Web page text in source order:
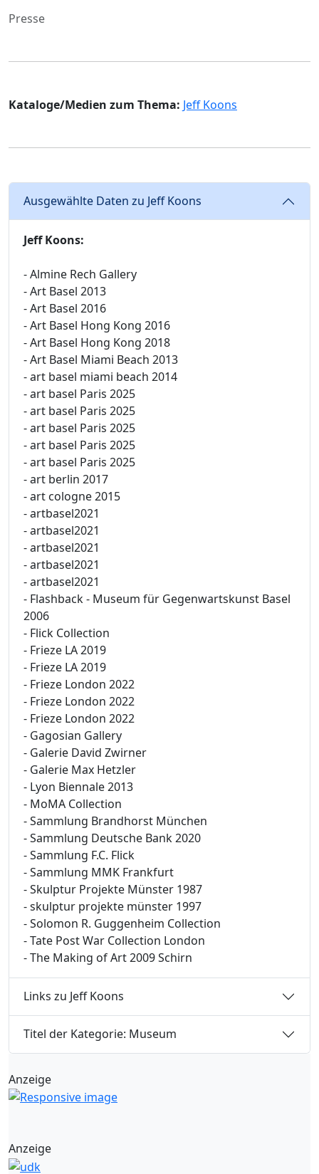
Presse
Kataloge/Medien zum Thema: Jeff Koons
Ausgewählte Daten zu Jeff Koons
Jeff Koons:
- Almine Rech Gallery
- Art Basel 2013
- Art Basel 2016
- Art Basel Hong Kong 2016
- Art Basel Hong Kong 2018
- Art Basel Miami Beach 2013
- art basel miami beach 2014
- art basel Paris 2025
- art basel Paris 2025
- art basel Paris 2025
- art basel Paris 2025
- art basel Paris 2025
- art berlin 2017
- art cologne 2015
- artbasel2021
- artbasel2021
- artbasel2021
- artbasel2021
- artbasel2021
- Flashback - Museum für Gegenwartskunst Basel
2006
- Flick Collection
- Frieze LA 2019
- Frieze LA 2019
- Frieze London 2022
- Frieze London 2022
- Frieze London 2022
- Gagosian Gallery
- Galerie David Zwirner
- Galerie Max Hetzler
- Lyon Biennale 2013
- MoMA Collection
- Sammlung Brandhorst München
- Sammlung Deutsche Bank 2020
- Sammlung F.C. Flick
- Sammlung MMK Frankfurt
- Skulptur Projekte Münster 1987
- skulptur projekte münster 1997
- Solomon R. Guggenheim Collection
- Tate Post War Collection London
- The Making of Art 2009 Schirn
Links zu Jeff Koons
Titel der Kategorie: Museum
Anzeige
Anzeige